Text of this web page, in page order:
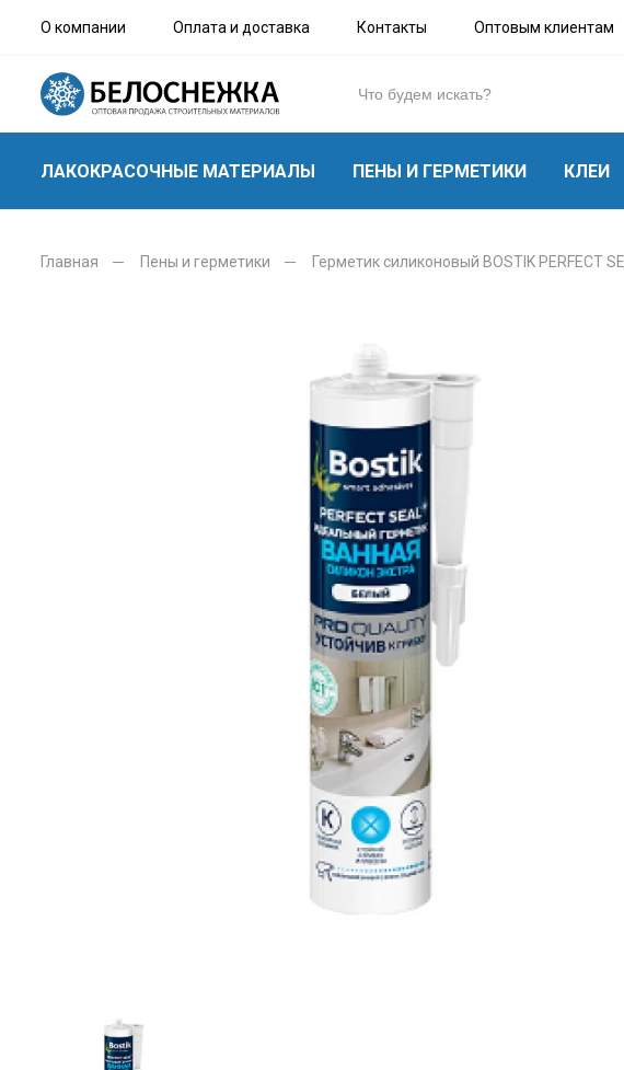
О компании Оплата и доставка Контакты Оптовым клиентам
ЛАКОКРАСОЧНЫЕ МАТЕРИАЛЫ ПЕНЫ И ГЕРМЕТИКИ КЛЕИ
Главная Пены и герметики Герметик силиконовый BOSTIK